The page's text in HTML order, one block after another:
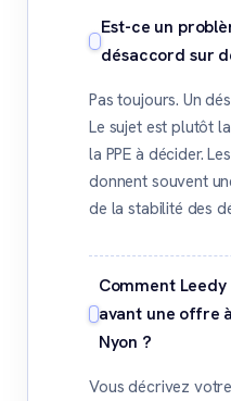
Est-ce un
désaccord sur
Pas toujours. Un
Le sujet est plutôt
la PPE à décider.
donnent souvent
de la stabilité des
Comment
avant une offre
Nyon ?
Vous décrivez